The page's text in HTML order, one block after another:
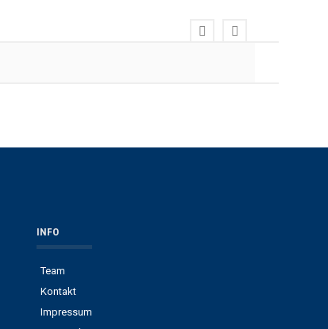
INFO
Team
Kontakt
Impressum